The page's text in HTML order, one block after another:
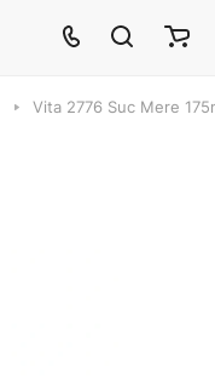
Vita 2776 Suc Mere